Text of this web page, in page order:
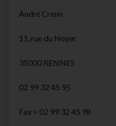
André Crenn
11, rue du Noyer
35000 RENNES
02 99 32 45 95
Fax > 02 99 32 45 98